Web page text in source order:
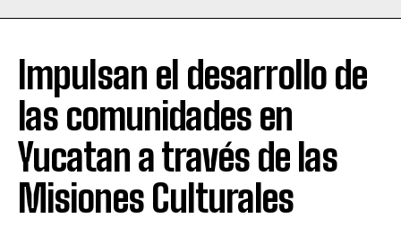
Impulsan el desarrollo de
las comunidades en
Yucatan a través de las
Misiones Culturales